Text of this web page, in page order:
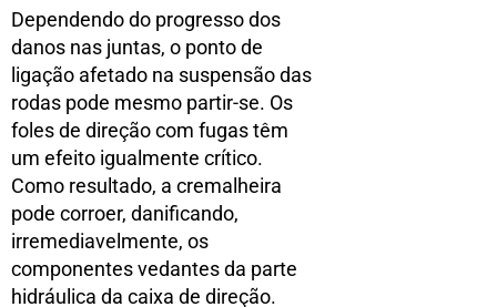
Dependendo do progresso dos
danos nas juntas, o ponto de
ligação afetado na suspensão das
rodas pode mesmo partir-se. Os
foles de direção com fugas têm
um efeito igualmente crítico.
Como resultado, a cremalheira
pode corroer, danificando,
irremediavelmente, os
componentes vedantes da parte
hidráulica da caixa de direção.